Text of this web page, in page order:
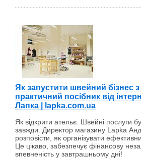
Як запустити швейний бізнес
практичний посібник від
Лапка | lapka.com.ua
Як відкрити ательє. Швейні послуги
завжди. Директор магазину Lapka
розповісти, як організувати
Це цікаво, забезпечує фінансову
впевненість у завтрашньому дні!